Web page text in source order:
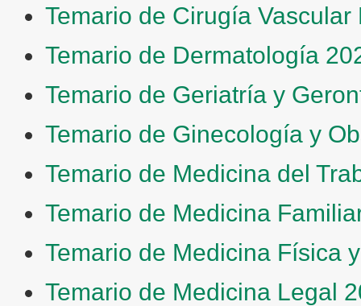
Temario de Cirugía
Temario de Dermatología
Temario de Geriatría y
Temario de Ginecología y
Temario de Medicina del
Temario de Medicina
Temario de Medicina Física
Temario de Medicina Legal